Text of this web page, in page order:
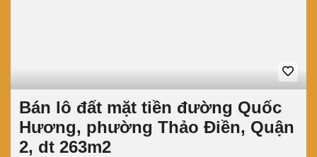
Bán lô đất mặt tiền đường Quốc
Hương, phường Thảo Điền, Quận
2, dt 263m2